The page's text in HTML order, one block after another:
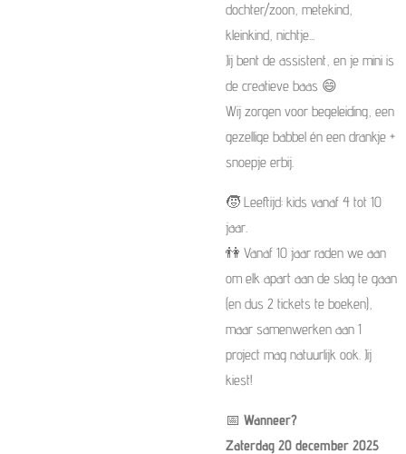
dochter/zoon, metekind,
kleinkind, nichtje...
Jij bent de assistent, en je mini is
de creatieve baas 😄
Wij zorgen voor begeleiding, een
gezellige babbel én een drankje +
snoepje erbij.
🧒 Leeftijd: kids vanaf 4 tot 10
jaar.
👫 Vanaf 10 jaar raden we aan
om elk apart aan de slag te gaan
(en dus 2 tickets te boeken),
maar samenwerken aan 1
project mag natuurlijk ook. Jij
kiest!
📅 Wanneer?
Zaterdag 20 december 2025